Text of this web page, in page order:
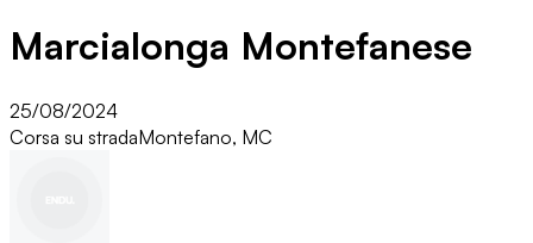
Marcialonga Montefanese
25/08/2024
Corsa su stradaMontefano, MC